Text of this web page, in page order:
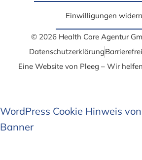
Einwilligungen
© 2026 Health Care Agentur
Datenschutzerklärung
Eine Website von Pleeg – Wir
WordPress Cookie Hinweis
Banner